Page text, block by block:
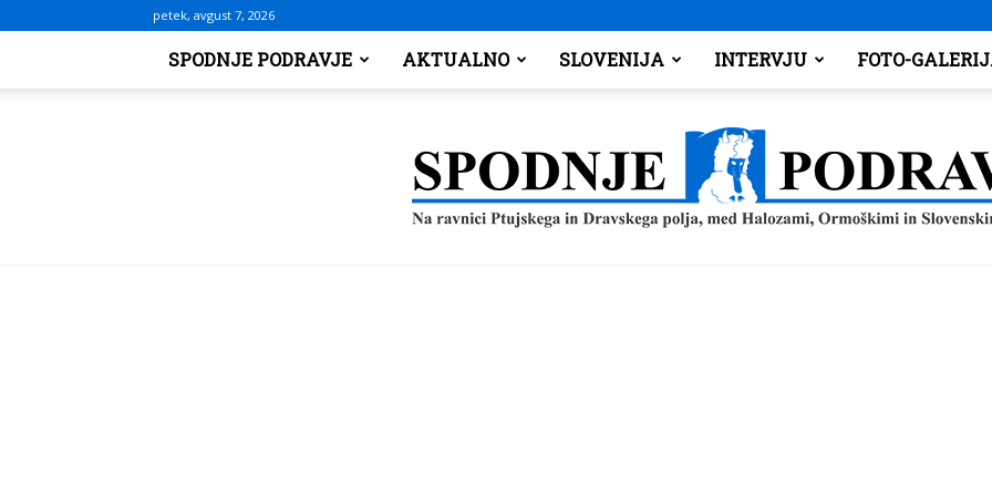
petek, avgust 7, 2026
SPODNJE PODRAVJE AKTUALNO SLOVENIJA INTERVJU FOTO-